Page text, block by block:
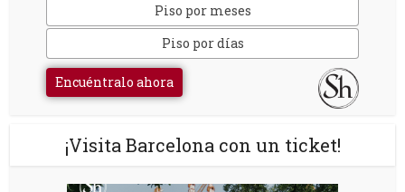
Piso por meses
Piso por días
Encuéntralo ahora
¡Visita Barcelona con un ticket!